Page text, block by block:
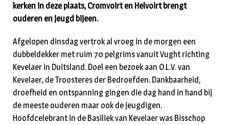
kerken in deze plaats, Cromvoirt en Helvoirt brengt
ouderen en jeugd bijeen.
Afgelopen dinsdag vertrok al vroeg in de morgen een
dubbeldekker met ruim 70 pelgrims vanuit Vught richting
Kevelaer in Duitsland. Doel een bezoek aan O.L.V. van
Kevelaer, de Troosteres der Bedroefden. Dankbaarheid,
droefheid en ontspanning gingen die dag hand in hand bij
de meeste ouderen maar ook de jeugdigen.
Hoofdcelebrant in de Basiliek van Kevelaer was Bisschop